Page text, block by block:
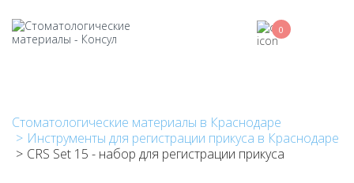
основному
содержанию
0
Стоматологические материалы в Краснодаре
Инструменты для регистрации прикуса в Краснодаре
CRS Set 15 - набор для регистрации прикуса